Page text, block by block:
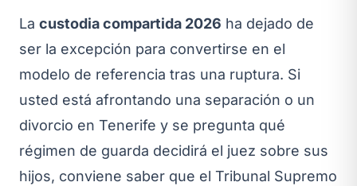
La custodia compartida 2026 ha dejado de
ser la excepción para convertirse en el
modelo de referencia tras una ruptura. Si
usted está afrontando una separación o un
divorcio en Tenerife y se pregunta qué
régimen de guarda decidirá el juez sobre sus
hijos, conviene saber que el Tribunal Supremo